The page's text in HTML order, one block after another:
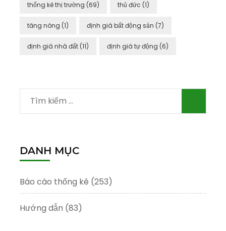
thống kê thị trường (69) thủ đức (1)
tăng nóng (1) định giá bất động sản (7)
định giá nhà đất (11) định giá tự động (6)
Tìm
kiếm
DANH MỤC
Báo cáo thống kê (253)
Hướng dẫn (83)